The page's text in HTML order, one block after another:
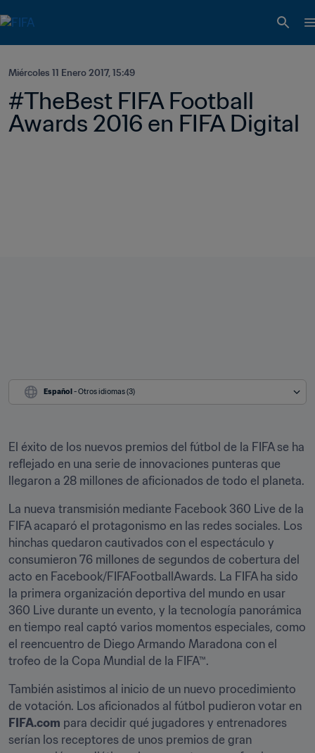
Miércoles 11 Enero 2017, 15:49
#TheBest FIFA Football
Awards 2016 en FIFA Digital
Español - Otros idiomas (3)
El éxito de los nuevos premios del fútbol de la FIFA se ha
reflejado en una serie de innovaciones punteras que
llegaron a 28 millones de aficionados de todo el planeta.
La nueva transmisión mediante Facebook 360 Live de la
FIFA acaparó el protagonismo en las redes sociales. Los
hinchas quedaron cautivados con el espectáculo y
consumieron 76 millones de segundos de cobertura del
acto en Facebook/FIFAFootballAwards. La FIFA ha sido
la primera organización deportiva del mundo en usar
360 Live durante un evento, y la tecnología panorámica
en tiempo real captó varios momentos especiales, como
el reencuentro de Diego Armando Maradona con el
trofeo de la Copa Mundial de la FIFA™.
También asistimos al inicio de un nuevo procedimiento
FIFA.com para decidir qué jugadores y entrenadores
serían los receptores de unos premios de gran